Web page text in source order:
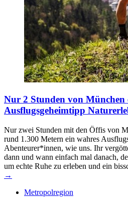
Nur 2 Stunden von München
Ausflugsgeheimtipp
Nur zwei Stunden mit den Öffis von
rund 1.300 Metern ein wahres
Abenteurer*innen, wie uns. Ihr
dann und wann einfach mal danach,
um echte Ruhe zu erleben und ein
→
Metropolregion